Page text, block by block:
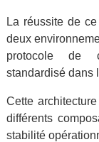
La réussite de
deux
protocole de
standardisé dans
Cette
différents
stabilité